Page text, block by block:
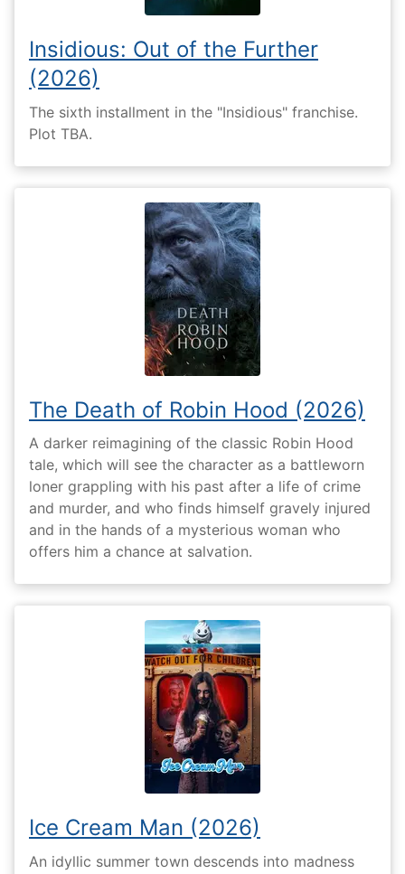
Insidious: Out of the Further
(2026)
The sixth installment in the "Insidious" franchise.
Plot TBA.
The Death of Robin Hood (2026)
A darker reimagining of the classic Robin Hood
tale, which will see the character as a battleworn
loner grappling with his past after a life of crime
and murder, and who finds himself gravely injured
and in the hands of a mysterious woman who
offers him a chance at salvation.
Ice Cream Man (2026)
An idyllic summer town descends into madness